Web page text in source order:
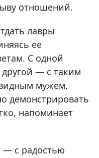
отношений.
лавры
ее
С одной
— с таким
мужем,
демонстрировать
напоминает
— с радостью